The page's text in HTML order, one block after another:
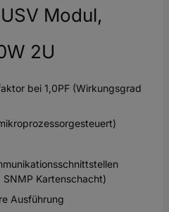
Modul,
2U
bei 1,0PF (Wirkungsgrad
SNMP Kartenschacht)
Ausführung